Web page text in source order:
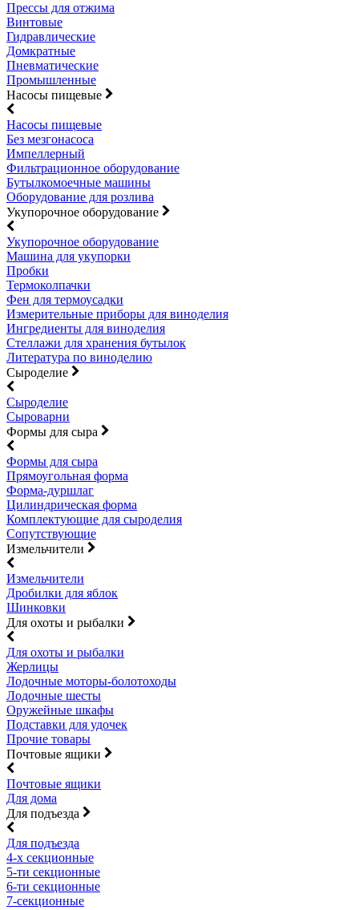
Прессы для отжима
Винтовые
Гидравлические
Домкратные
Пневматические
Промышленные
Насосы пищевые
Насосы пищевые
Без мезгонасоса
Импеллерный
Фильтрационное оборудование
Бутылкомоечные машины
Оборудование для розлива
Укупорочное оборудование
Укупорочное оборудование
Машина для укупорки
Пробки
Термоколпачки
Фен для термоусадки
Измерительные приборы для виноделия
Ингредиенты для виноделия
Стеллажи для хранения бутылок
Литература по виноделию
Сыроделие
Сыроделие
Сыроварни
Формы для сыра
Формы для сыра
Прямоугольная форма
Форма-дуршлаг
Цилиндрическая форма
Комплектующие для сыроделия
Сопутствующие
Измельчители
Измельчители
Дробилки для яблок
Шинковки
Для охоты и рыбалки
Для охоты и рыбалки
Жерлицы
Лодочные моторы-болотоходы
Лодочные шесты
Оружейные шкафы
Подставки для удочек
Прочие товары
Почтовые ящики
Почтовые ящики
Для дома
Для подъезда
Для подъезда
4-х секционные
5-ти секционные
6-ти секционные
7-секционные